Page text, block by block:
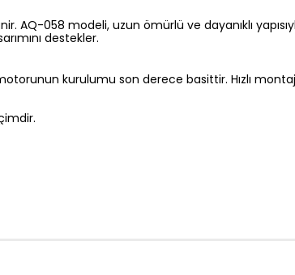
AQ-058 modeli, uzun ömürlü ve dayanıklı
destekler.
kurulumu son derece basittir. Hızlı